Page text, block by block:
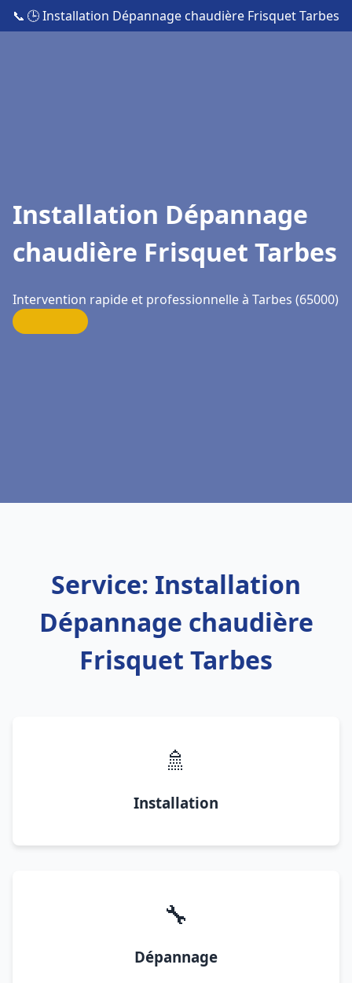
📞 🕒 Installation Dépannage chaudière Frisquet Tarbes
Installation Dépannage
chaudière Frisquet Tarbes
Intervention rapide et professionnelle à Tarbes (65000)
Service: Installation
Dépannage chaudière
Frisquet Tarbes
🚿
Installation
🔧
Dépannage